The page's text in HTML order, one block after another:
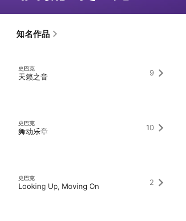
知名作品
史巴克
天籁之音 9
史巴克
舞动乐章 10
史巴克
Looking Up, Moving On 2